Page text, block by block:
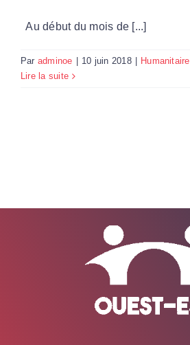
Au début du mois de [...]
Par adminoe 10 juin 2018 Humanitaire
Lire la suite